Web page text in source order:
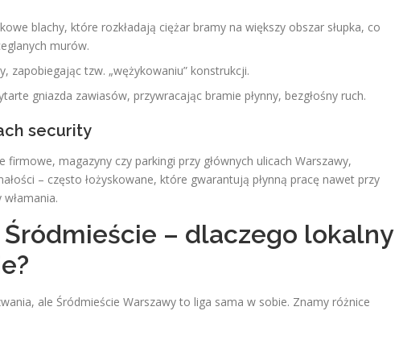
blachy, które rozkładają ciężar bramy na większy obszar słupka, co
murów.
zapobiegając tzw. „wężykowaniu” konstrukcji.
gniazda zawiasów, przywracając bramie płynny, bezgłośny ruch.
security
magazyny czy parkingi przy głównych ulicach Warszawy,
– często łożyskowane, które gwarantują płynną pracę nawet przy
– dlaczego lokalny
ale Śródmieście Warszawy to liga sama w sobie. Znamy różnice